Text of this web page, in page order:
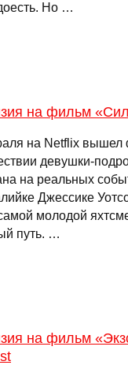
Но …
на фильм
на Netflix вышел
девушки-
на реальных
Джессике
молодой
путь. …
на фильм